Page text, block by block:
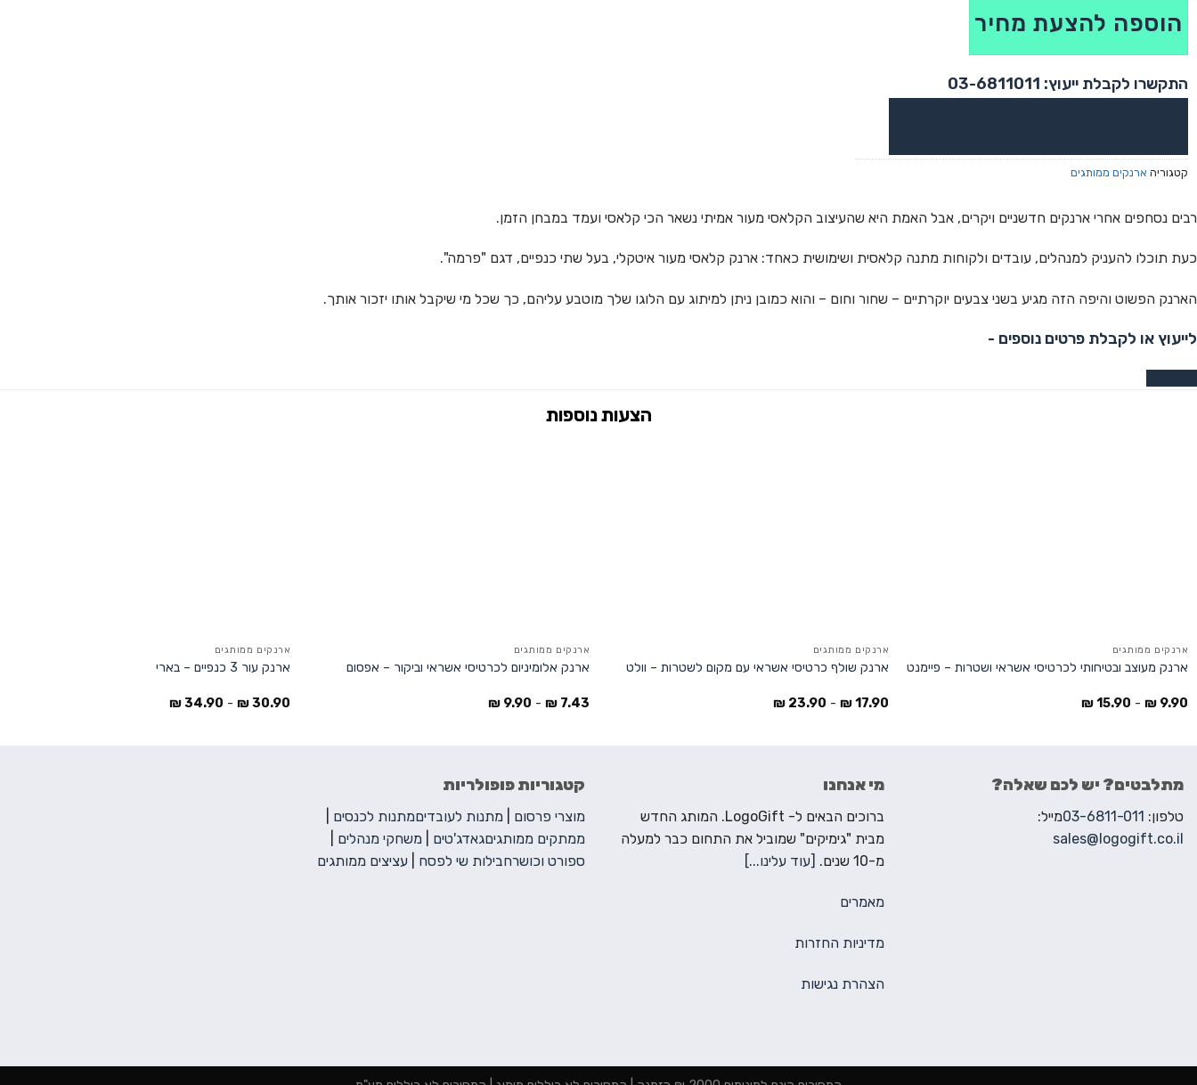
הוספה להצעת מחיר
התקשרו לקבלת ייעוץ: 03-6811011
קטגוריה ארנקים ממותגים
רבים נסחפים אחרי ארנקים חדשניים ויקרים, אבל האמת היא שהעיצוב הקלאסי מעור אמיתי נשאר הכי קלאסי ועמד במבחן הזמן.
כעת תוכלו להעניק למנהלים, עובדים ולקוחות מתנה קלאסית ושימושית כאחד: ארנק קלאסי מעור איטקלי, בעל שתי כנפיים, דגם "פרמה".
הארנק הפשוט והיפה הזה מגיע בשני צבעים יוקרתיים – שחור וחום – והוא כמובן ניתן למיתוג עם הלוגו שלך מוטבע עליהם, כך שכל מי שיקבל אותו יזכור אותך.
לייעוץ או לקבלת פרטים נוספים -
ארנקים ממותגים
ארנק מעוצב ובטיחותי לכרטיסי אשראי ושטרות – פיימנט
9.90
₪
-
15.90
₪
ארנקים ממותגים
ארנק שולף כרטיסי אשראי עם מקום לשטרות – וולט
17.90
₪
-
23.90
₪
ארנקים ממותגים
ארנק אלומיניום לכרטיסי אשראי וביקור – אפסום
7.43
₪
-
9.90
₪
ארנקים ממותגים
ארנק עור 3 כנפיים – בארי
30.90
₪
-
34.90
₪
מתלבטים? יש לכם שאלה?
טלפון: 03-6811-011מייל:
sales@logogift.co.il
מי אנחנו
ברוכים הבאים ל- LogoGift. המותג החדש
מבית "גימיקים" שמוביל את התחום כבר למעלה
מ-10 שנים.
[עוד עלינו...]
מאמרים
מדיניות החזרות
הצהרת נגישות
קטגוריות פופולריות
מוצרי פרסום מתנות לעובדיםמתנות לכנסים
ממתקים ממותגיםגאדג'טים משחקי מנהלים
ספורט וכושרחבילות שי לפסח עציצים ממותגים